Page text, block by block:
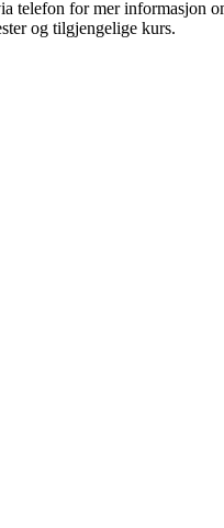
telefon for mer informasjon
og tilgjengelige kurs.